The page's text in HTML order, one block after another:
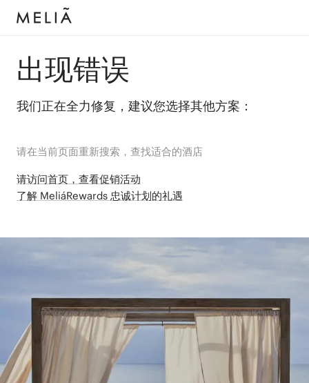
出现错误
我们正在全力修复，建议您选择其他方案：
请在当前页面重新搜索，查找适合的酒店
请访问首页，查看促销活动
了解 MeliáRewards 忠诚计划的礼遇